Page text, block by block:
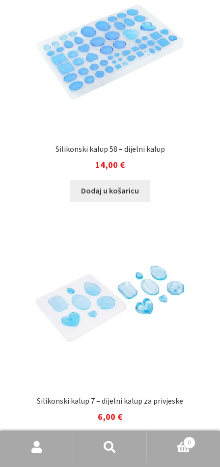
Silikonski kalup 58 – dijelni kalup
14,00 €
Dodaj u košaricu
Silikonski kalup 7 – dijelni kalup za privjeske
6,00 €
Dodaj u košaricu 0